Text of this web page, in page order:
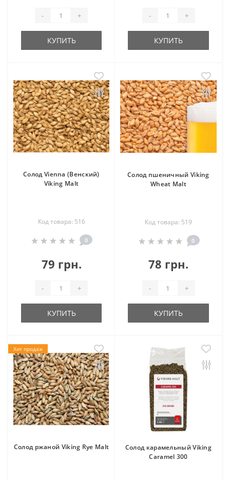
- +
КУПИТЬ
- +
КУПИТЬ
Солод Vienna (Венский)
Viking Malt
Код товара: 516
0
79 грн.
- +
КУПИТЬ
Солод пшеничный Viking
Wheat Malt
Код товара: 519
0
78 грн.
- +
КУПИТЬ
Хит продаж
Солод ржаной Viking Rye Malt
Солод карамельный Viking
Caramel 300